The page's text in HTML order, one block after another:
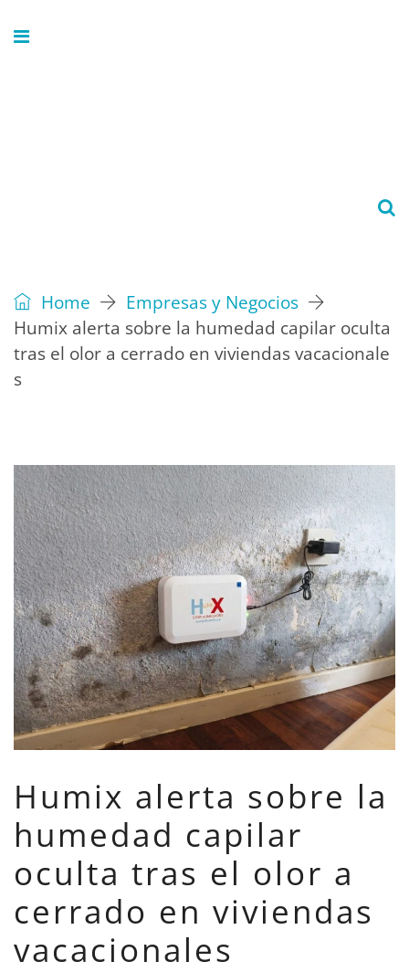
Home
Empresas y Negocios
Humix alerta sobre la humedad capilar oculta
tras el olor a cerrado en viviendas vacacionale
s
Humix alerta sobre la
humedad capilar
oculta tras el olor a
cerrado en viviendas
vacacionales